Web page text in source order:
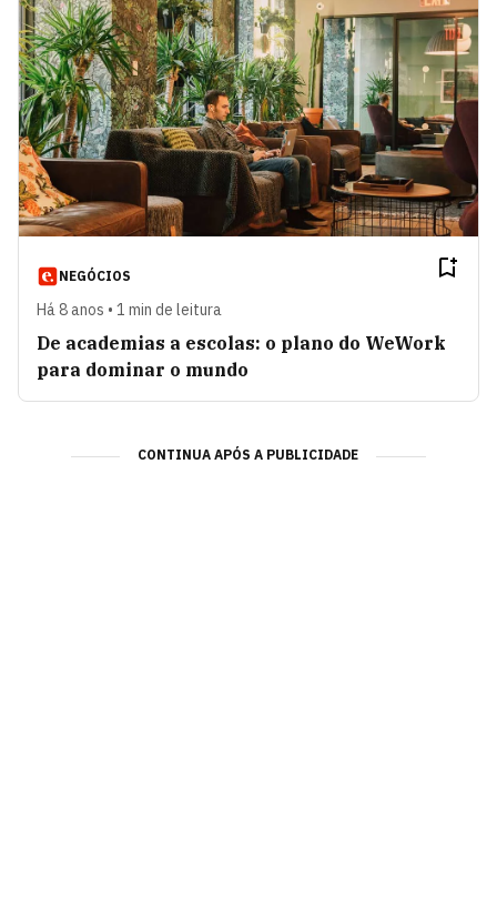
NEGÓCIOS
Há 8 anos • 1 min de leitura
De academias a escolas: o plano do WeWork
para dominar o mundo
CONTINUA APÓS A PUBLICIDADE